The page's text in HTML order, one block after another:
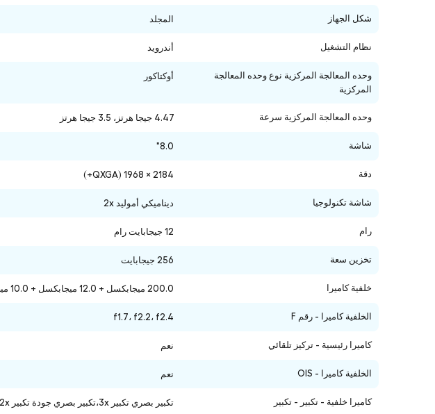
شكل الجهاز المجلد
نظام التشغيل أندرويد
وحده المعالجة المركزية نوع وحده المعالجة
المركزية
أوكتاكور
وحده المعالجة المركزية سرعة 4.47 جيجا هرتز، 3.5 جيجا هرتز
شاشة 8.0"
دقة 2184 × 1968 (QXGA+)
شاشة تكنولوجيا ديناميكي أموليد 2x
رام 12 جيجابايت رام
تخزين سعة 256 جيجابايت
خلفية كاميرا 200.0 ميجابكسل + 12.0 ميجابكسل + 10.0 ميجابكسل
الخلفية كاميرا - رقم F f1.7، f2.2، f2.4
كاميرا رئيسية - تركيز تلقائي نعم
الخلفية كاميرا - OIS نعم
كاميرا خلفية - تكبير - تكبير تكبير بصري تكبير 3x،تكبير بصري جودة تكبير 2x (ممكّن بواسطة مستشعر البكسل التكيفي)،تكبير رقمية تكبير فوق إلى 30x